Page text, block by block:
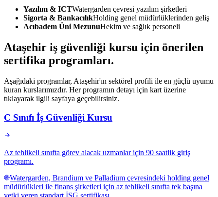
Yazılım & ICTWatergarden çevresi yazılım şirketleri
Sigorta & BankacılıkHolding genel müdürlüklerinden geliş
Acıbadem Üni MezunuHekim ve sağlık personeli
Ataşehir iş güvenliği kursu için önerilen
sertifika programları.
Aşağıdaki programlar, Ataşehir'ın sektörel profili ile en güçlü uyumu
kuran kurslarımızdır. Her programın detayı için kart üzerine
tıklayarak ilgili sayfaya geçebilirsiniz.
C Sınıfı İş Güvenliği Kursu
Az tehlikeli sınıfta görev alacak uzmanlar için 90 saatlik giriş
programı.
Watergarden, Brandium ve Palladium çevresindeki holding genel
müdürlükleri ile finans şirketleri için az tehlikeli sınıfta tek başına